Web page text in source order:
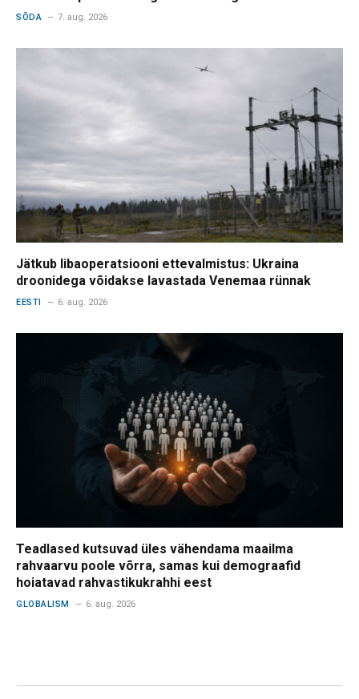
SÕDA 7. aug. 2026
Jätkub libaoperatsiooni ettevalmistus: Ukraina
droonidega võidakse lavastada Venemaa rünnak
EESTI 6. aug. 2026
Teadlased kutsuvad üles vähendama maailma
rahvaarvu poole võrra, samas kui demograafid
hoiatavad rahvastikukrahhi eest
GLOBALISM 6. aug. 2026